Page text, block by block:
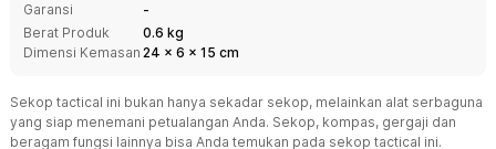
Garansi
-
Berat Produk
0.6 kg
Dimensi Kemasan 24 x 6 x 15 cm
Sekop tactical ini bukan hanya sekadar sekop, melainkan alat serbaguna
yang siap menemani petualangan Anda. Sekop, kompas, gergaji dan
beragam fungsi lainnya bisa Anda temukan pada sekop tactical ini.